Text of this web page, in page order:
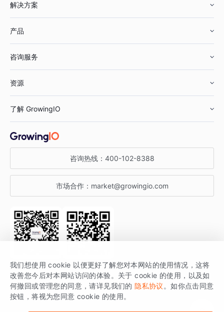
解决方案
鞋服行业
汽车行业
金融行业
产品
智能运营
获客分析
咨询服务
资源
增长公开课
增长博客
开发者文档
SDK 文档
场景指南
了解 GrowingIO
关于 GrowingIO
增长大会
行业活动
咨询热线： 400-102-8388
市场合作： market@growingio.com
关注公众号 获取更多干货
GrowingIO 是专注于数据智能分析与增长的品牌，核心平台为 GrowingIO
分析云。
我们想使用 cookie 以便更好了解您对本网站的使用情况，这将
改善您今后对本网站访问的体验。关于 cookie 的使用，以及如
何撤回或管理您的同意，请详见我们的 隐私协议 。如你点击同意
按钮，将视为您同意 cookie 的使用。